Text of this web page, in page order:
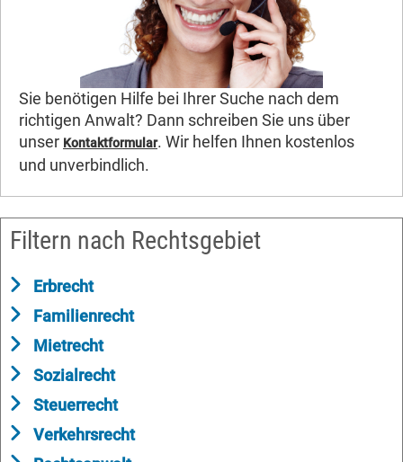
Sie benötigen Hilfe bei Ihrer Suche nach dem
richtigen Anwalt? Dann schreiben Sie uns über
unser Kontaktformular. Wir helfen Ihnen kostenlos
und unverbindlich.
Filtern nach Rechtsgebiet
Erbrecht
Familienrecht
Mietrecht
Sozialrecht
Steuerrecht
Verkehrsrecht